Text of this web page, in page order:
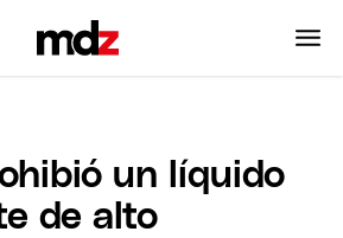
un líquido
de alto